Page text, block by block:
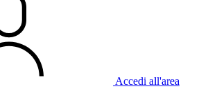
Accedi all'area